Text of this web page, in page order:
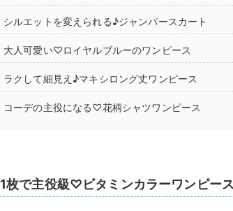
シルエットを変えられる♪ジャンパースカート
大人可愛い♡ロイヤルブルーのワンピース
ラクして細見え♪マキシロング丈ワンピース
コーデの主役になる♡花柄シャツワンピース
1枚で主役級♡ビタミンカラーワンピー